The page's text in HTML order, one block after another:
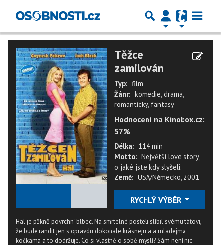
Těžce
zamilován
Typ: film
Žánr: komedie, drama,
romantický, fantasy
Hodnocení na Kinobox.cz:
57%
Délka: 114 min
Motto: Největší love story,
o jaké jste kdy slyšeli.
Země: USA/Německo, 2001
RYCHLÝ VÝBĚR
Hal je pěkně povrchní blbec. Na smrtelné posteli slíbil svému tátovi,
že bude randit jen s opravdu dokonale krásnejma a mladejma
kočkama a to dodržuje. Co si vlastně o sobě myslí? Sám není nic